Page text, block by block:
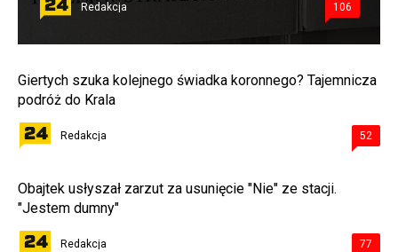
Redakcja 106
Giertych szuka kolejnego świadka koronnego? Tajemnicza
podróż do Krala
Redakcja 52
Obajtek usłyszał zarzut za usunięcie "Nie" ze stacji.
"Jestem dumny"
Redakcja 77